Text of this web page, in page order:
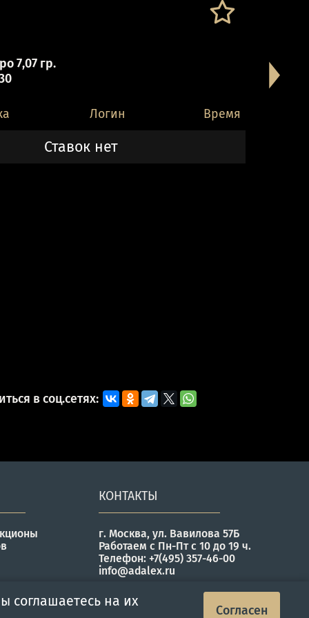
7,07 гр.
Логин Время
Ставок нет
в соц.сетях:
КОНТАКТЫ
г. Москва, ул. Вавилова 57Б
Работаем с Пн-Пт с 10 до 19 ч.
Телефон: +7(495) 357-46-00
info@adalex.ru
соглашаетесь на их
Согласен